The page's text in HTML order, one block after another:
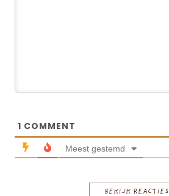
1 COMMENT
Meest gestemd
BEKIJK REACTIES